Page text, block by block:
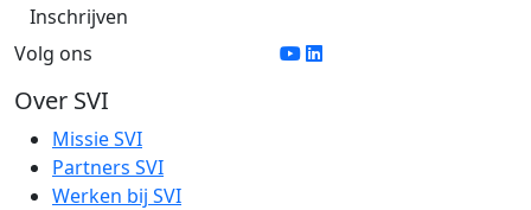
Volg ons
Over SVI
Missie SVI
Partners SVI
Werken bij SVI